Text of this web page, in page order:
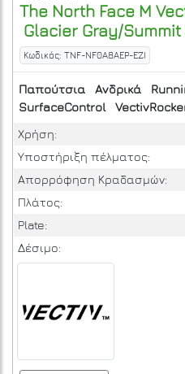
The North Face M
Glacier Gray/Summit
Κωδικός: TNF-NF0A8AEP-EZI
Παπούτσια Ανδρικά
SurfaceControl
Χρήση:
Υποστήριξη πέλματος:
Απορρόφηση Κραδασμών:
Πλάτος:
Plate:
Δέσιμο: